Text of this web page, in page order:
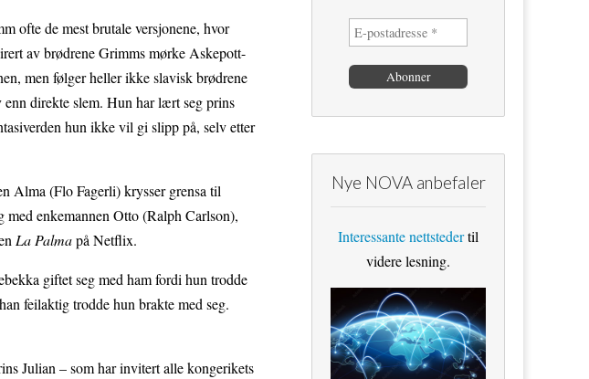
ofte de mest brutale versjonene, hvor
av brødrene Grimms mørke Askepott-
men følger heller ikke slavisk brødrene
direkte slem. Hun har lært seg prins
hun ikke vil gi slipp på, selv etter
Alma (Flo Fagerli) krysser grensa til
enkemannen Otto (Ralph Carlson),
La Palmapå Netflix.
giftet seg med ham fordi hun trodde
feilaktig trodde hun brakte med seg.
Julian – som har invitert alle kongerikets
Nye NOVA anbefaler
Interessante nettstedertil
videre lesning.